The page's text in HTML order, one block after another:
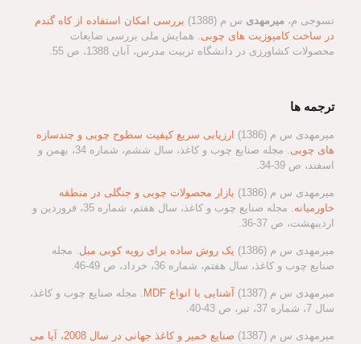
تسوجی م، میرمهدی س م (1388)
بررسی امکان استفاده از کاه گندم
در ساخت کامپوزیت های چوبی. همایش ملی بررسی ضایعات
محصولات کشاورزی در دانشگاه تربیت مدرس، آبان 1388، ص 55.
ترجمه ها
میرمهدی س م (1386)
ارزیابی سریع کیفیت سطوح چوبی و چندسازه
های چوبی
. مجله صنایع چوب و کاغذ، سال ششم، شماره 34، بهمن و
اسفند، ص 39-34.
میرمهدی س م (1386)
بازار محصولات چوبی و جنگلی در منطقه
خاورمیانه
. مجله صنایع چوب و کاغذ، سال هفتم، شماره 35، فروردین و
اردیبهشت، ص 37-36.
میرمهدی س م (1386) یک روش ساده برای رویه کوبی مبل. مجله
صنایع چوب و کاغذ، سال هفتم، شماره 36، خرداد، ص 49-46.
میرمهدی س م (1387) آشنایی با انواع MDF
. مجله صنایع چوب و کاغذ،
سال 7، شماره 37، تیر، ص 43-40.
میرمهدی س م (1387)
صنایع خمیر و کاغذ جهانی در سال 2008، آیا می